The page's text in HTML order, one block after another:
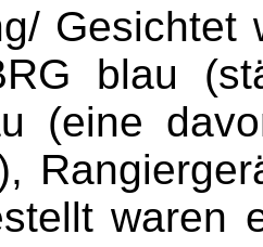
Gesichtet
blau
(eine
waren